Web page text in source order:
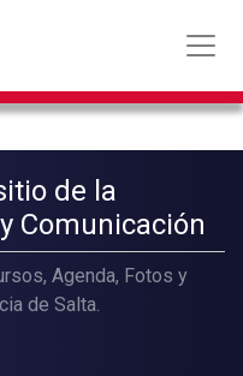
de la
Comunicación
Agenda, Fotos y
de Salta.